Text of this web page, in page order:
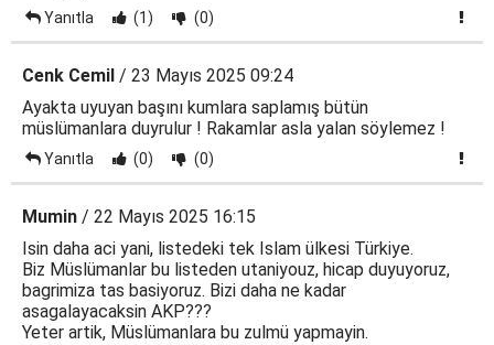
Yanıtla (1) (0)
Cenk Cemil / 23 Mayıs 2025 09:24
Ayakta uyuyan başını kumlara saplamış bütün
müslümanlara duyrulur ! Rakamlar asla yalan söylemez !
Yanıtla (0) (0)
Mumin / 22 Mayıs 2025 16:15
Isin daha aci yani, listedeki tek Islam ülkesi Türkiye.
Biz Müslümanlar bu listeden utaniyouz, hicap duyuyoruz,
bagrimiza tas basiyoruz. Bizi daha ne kadar
asagalayacaksin AKP???
Yeter artik, Müslümanlara bu zulmü yapmayin.